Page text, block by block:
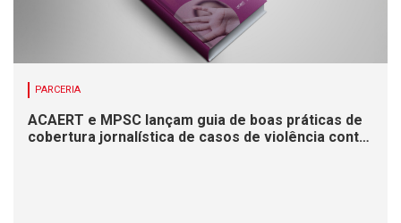
PARCERIA
ACAERT e MPSC lançam guia de boas práticas de
cobertura jornalística de casos de violência contra